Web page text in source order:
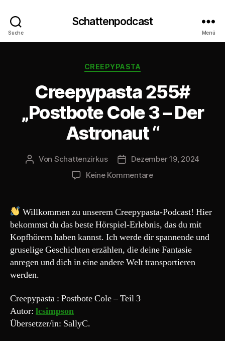
Suche
Schattenpodcast
Menü
Kategorien
CREEPYPASTA
Creepypasta 255#
„Postbote Cole 3 – Der
Astronaut “
Beitragsautor
Von Schattenzirkus Beitragsdatum
Dezember 19, 2024
Keine Kommentarezu
„Postbote
3
–
Der
Astronaut
Willkommen zu unserem Creepypasta-Podcast! Hier
bekommst du das beste Hörspiel-Erlebnis, das du mit
Kopfhörern haben kannst. Ich werde dir spannende und
gruselige Geschichten erzählen, die deine Fantasie
anregen und dich in eine andere Welt transportieren
werden.
Creepypasta : Postbote Cole – Teil 3
Autor: lcsimpson
Übersetzer/in: SallyC.